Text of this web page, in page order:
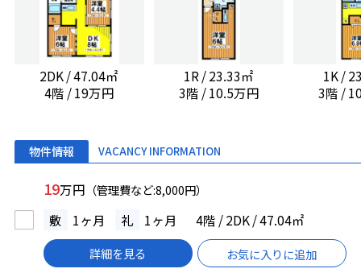
2DK / 47.04㎡
4階 / 19万円
1R / 23.33㎡
3階 / 10.5万円
1K /
3階 /
物件情報 VACANCY INFORMATION
19万円 （管理費など:8,000円）
敷 1ヶ月 礼 1ヶ月 4階 / 2DK / 47.04㎡
詳細を見る お気に入りに追加